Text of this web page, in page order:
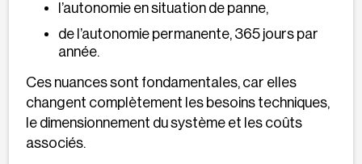
l’autonomie en situation de panne,
de l’autonomie permanente, 365 jours par
année.
Ces nuances sont fondamentales, car elles
changent complètement les besoins techniques,
le dimensionnement du système et les coûts
associés.